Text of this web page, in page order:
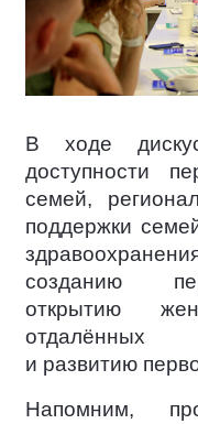
В ходе
доступности
семей,
поддержки
созданию
открытию
и развитию
Напомним,